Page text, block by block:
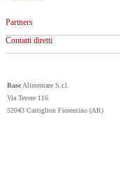
Partners
Contatti diretti
Base Alimentare S.r.l.
Via Tevere 116
52043 Castiglion Fiorentino (AR)